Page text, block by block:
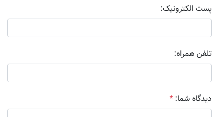
پست الکترونیک:
تلفن همراه:
دیدگاه شما: *